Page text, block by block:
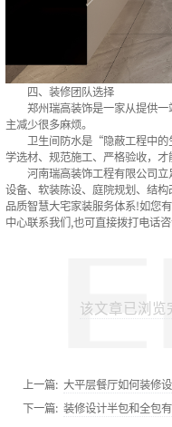
四、装修团队选择
郑州瑞高装饰是一家从提供一
主减少很多麻烦。‌
卫生间防水是“隐蔽工程中的
学选材、规范施工、严格验收，
河南瑞高装饰工程有限公司立
设备、软装陈设、庭院规划、结
品质智慧大宅家装服务体系!如您
中心联系我们,也可直接拨打电话
该文章已浏览
上一篇: 大平层餐厅如何装修
下一篇: 装修设计半包和全包